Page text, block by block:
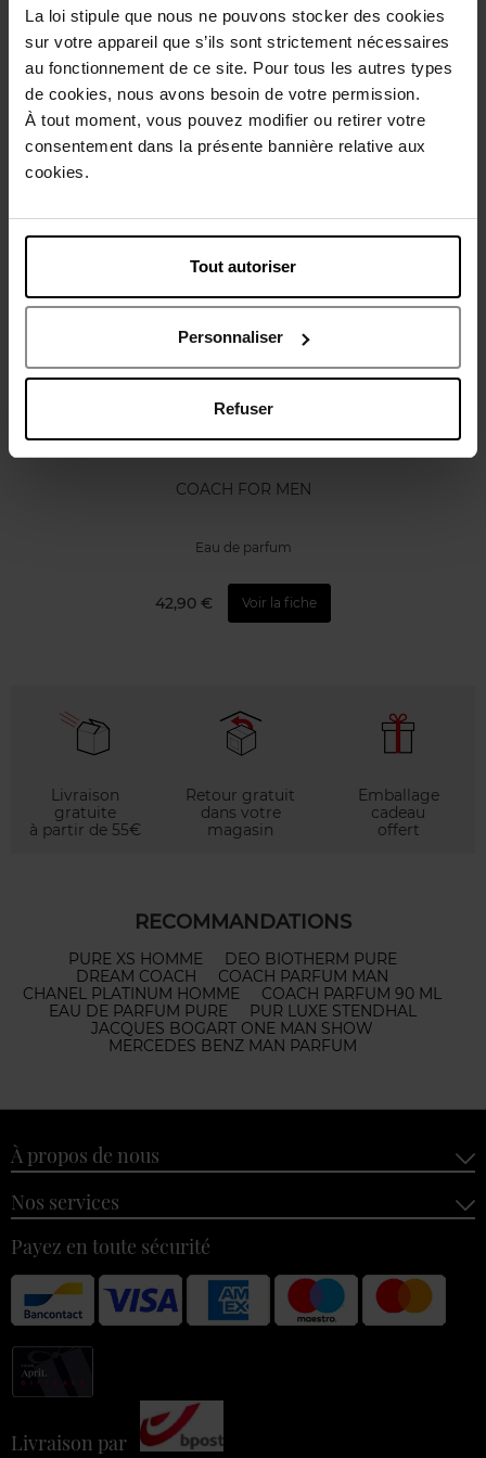
La loi stipule que nous ne pouvons stocker des cookies
sur votre appareil que s’ils sont strictement nécessaires
au fonctionnement de ce site. Pour tous les autres types
de cookies, nous avons besoin de votre permission.
À tout moment, vous pouvez modifier ou retirer votre
consentement dans la présente bannière relative aux
cookies.
Tout autoriser
Personnaliser
Refuser
Description
Caractéristiques
Avis client
Vous aimerez peut-être
COACH FOR MEN
Eau de parfum
42,90 € Voir la fiche
Livraison
gratuite
à partir de 55€
Retour gratuit
dans votre
magasin
Emballage
cadeau
offert
RECOMMANDATIONS
PURE XS HOMME
DEO BIOTHERM PURE
DREAM COACH
COACH PARFUM MAN
CHANEL PLATINUM HOMME
COACH PARFUM 90 ML
EAU DE PARFUM PURE
PUR LUXE STENDHAL
JACQUES BOGART ONE MAN SHOW
MERCEDES BENZ MAN PARFUM
À propos de nous
Nos services
Payez en toute sécurité
Livraison par